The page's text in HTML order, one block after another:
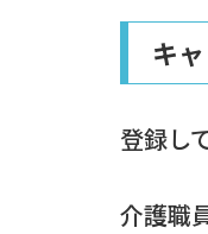
キ
登録し
介護職